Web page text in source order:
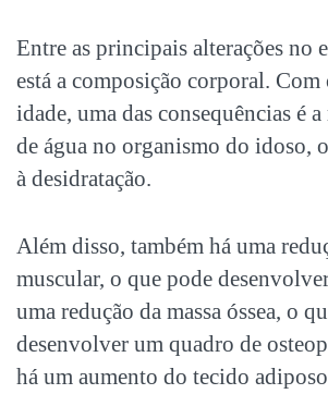
Entre as principais alterações no
está a composição corporal. Com
idade, uma das consequências é
de água no organismo do idoso,
à desidratação.
Além disso, também há uma
muscular, o que pode
uma redução da massa óssea, o
desenvolver um quadro de
há um aumento do tecido